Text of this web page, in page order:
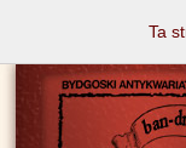
Ta